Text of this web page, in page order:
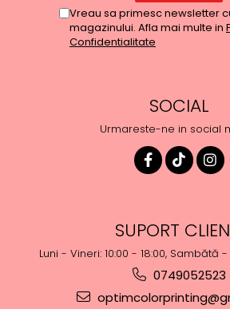
Vreau sa primesc newsletter
magazinului. Afla mai multe in
Confidentialitate
SOCIAL
Urmareste-ne in social
SUPORT
Luni - Vineri: 10:00 - 18:00, Sambătă
0749052523